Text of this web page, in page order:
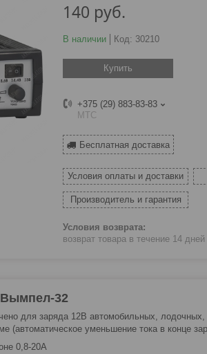
140 руб.
В наличии Код: 30210
Купить
+375 (29) 883-83-83
МТС
Бесплатная доставка
Условия оплаты и доставки
Производитель и гарантия
возврат товара в течение 14 дней
Вымпел-32
для заряда 12В автомобильных,
(автоматическое уменьшение тока в конце
0,8-20А